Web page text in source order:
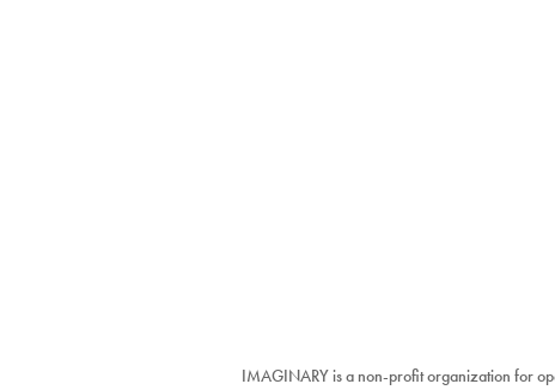
IMAGINARY is a non-profit organization for